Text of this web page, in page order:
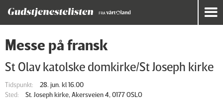
Messe på fransk
St Olav katolske domkirke/St Joseph kirke
Tidspunkt:
28. jun. kl 16.00
Sted:
St. Joseph kirke, Akersveien 4, 0177 OSLO